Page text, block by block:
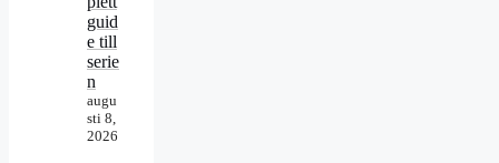
guid
e till
serie
n
augu
sti 8,
2026